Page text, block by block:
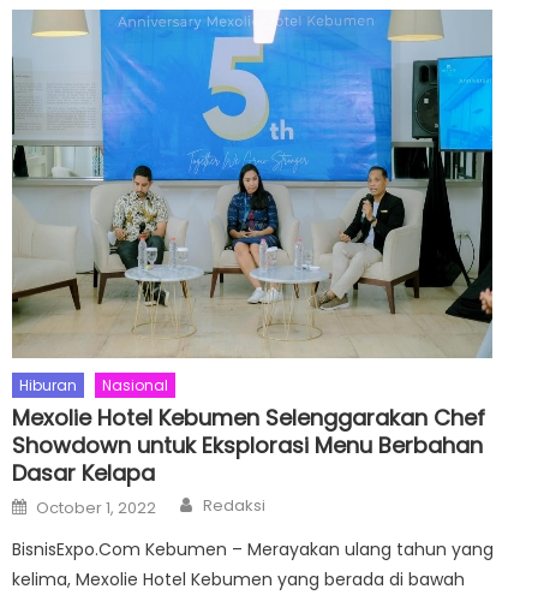
Hiburan Nasional
Mexolie Hotel Kebumen Selenggarakan Chef
Showdown untuk Eksplorasi Menu Berbahan
Dasar Kelapa
Posted
on
October 1, 2022 Author
Redaksi
BisnisExpo.Com Kebumen – Merayakan ulang tahun yang
kelima, Mexolie Hotel Kebumen yang berada di bawah